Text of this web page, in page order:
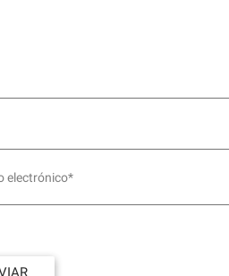
electrónico*